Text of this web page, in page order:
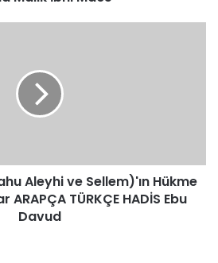
Aleyhi ve Sellem)'ın Hükme
ARAPÇA TÜRKÇE HADİS Ebu
Davud